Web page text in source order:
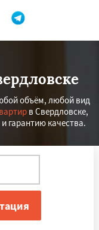
объём, любой вид
в Свердловске,
гарантию качества.